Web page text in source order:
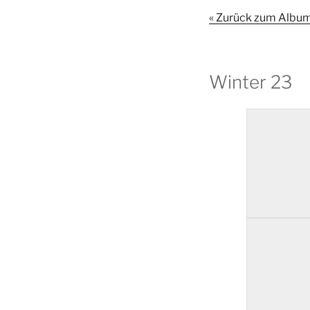
« Zurück zum
Winter 23